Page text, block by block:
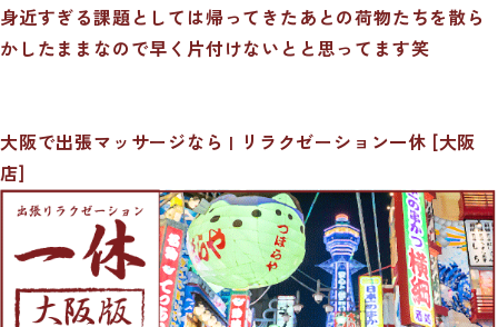
身近すぎる課題としては帰ってきたあとの荷物たちを散ら
かしたままなので早く片付けないとと思ってます笑
大阪で出張マッサージなら | リラクゼーション一休 [大阪
店]